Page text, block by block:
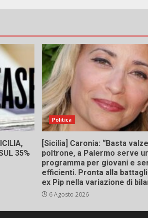
35%
Politica
[Sicilia] Caronia: “Basta
poltrone, a Palermo serve
programma per giovani e
efficienti. Pronta alla
ex Pip nella variazione di
6 Agosto 2026